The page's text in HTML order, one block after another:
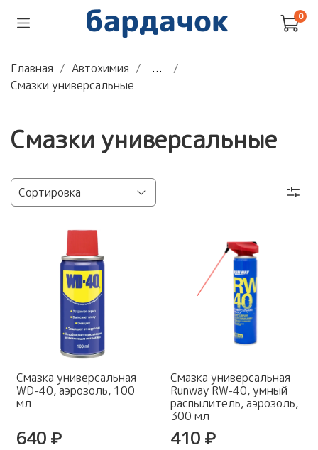
0
Главная Автохимия
...
Смазки универсальные
Смазки универсальные
Смазка универсальная
WD-40, аэрозоль, 100
мл
640 ₽
Смазка универсальная
Runway RW-40, умный
распылитель, аэрозоль,
300 мл
410 ₽